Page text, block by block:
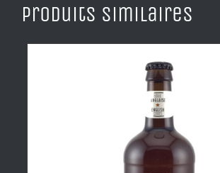
Produits similaires